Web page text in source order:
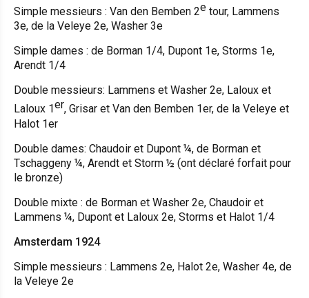
Simple messieurs : Van den Bemben 2e tour, Lammens
3e, de la Veleye 2e, Washer 3e
Simple dames : de Borman 1/4, Dupont 1e, Storms 1e,
Arendt 1/4
Double messieurs: Lammens et Washer 2e, Laloux et
Laloux 1er, Grisar et Van den Bemben 1er, de la Veleye et
Halot 1er
Double dames: Chaudoir et Dupont ¼, de Borman et
Tschaggeny ¼, Arendt et Storm ½ (ont déclaré forfait pour
le bronze)
Double mixte : de Borman et Washer 2e, Chaudoir et
Lammens ¼, Dupont et Laloux 2e, Storms et Halot 1/4
Amsterdam 1924
Simple messieurs : Lammens 2e, Halot 2e, Washer 4e, de
la Veleye 2e